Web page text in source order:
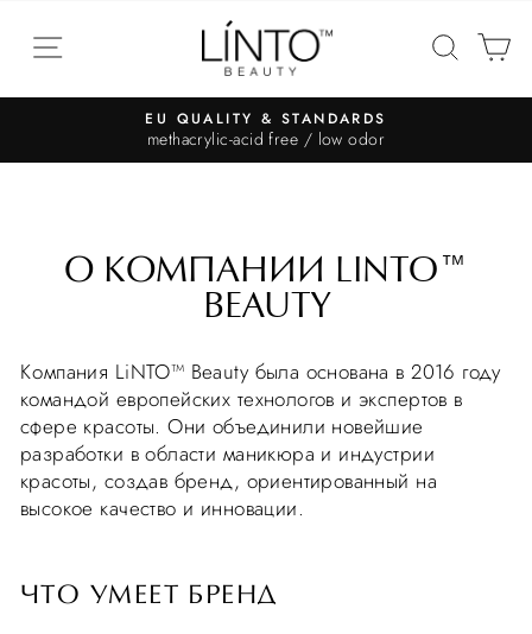
EU QUALITY & STANDARDS
methacrylic-acid free / low odor
О КОМПАНИИ LINTO™
BEAUTY
Компания LiNTO™ Beauty была основана в 2016 году
командой европейских технологов и экспертов в
сфере красоты. Они объединили новейшие
разработки в области маникюра и индустрии
красоты, создав бренд, ориентированный на
высокое качество и инновации.
ЧТО УМЕЕТ БРЕНД